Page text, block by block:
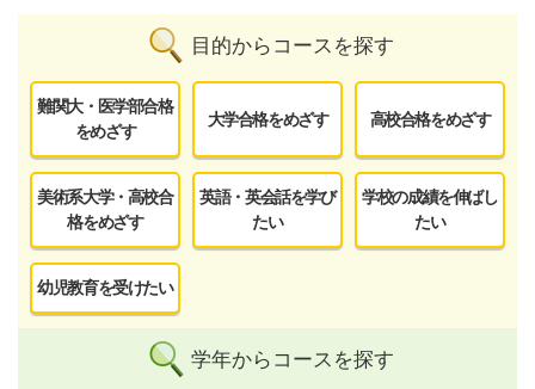
目的からコースを探す
難関大・医学部合格
をめざす
大学合格をめざす 高校合格をめざす
美術系大学・高校合
格をめざす
英語・英会話を学び
たい
学校の成績を伸ばし
たい
幼児教育を受けたい
学年からコースを探す